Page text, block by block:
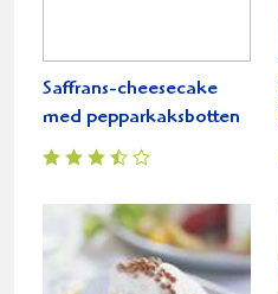
Saffrans-cheesecake
med pepparkaksbotten